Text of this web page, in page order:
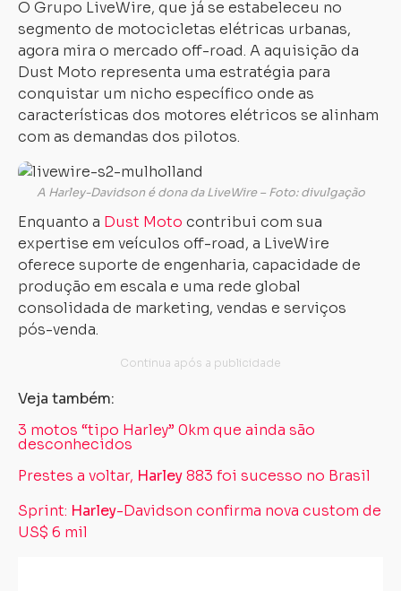
O Grupo LiveWire, que já se estabeleceu no
segmento de motocicletas elétricas urbanas,
agora mira o mercado off-road. A aquisição da
Dust Moto representa uma estratégia para
conquistar um nicho específico onde as
características dos motores elétricos se alinham
com as demandas dos pilotos.
A Harley-Davidson é dona da LiveWire – Foto: divulgação
Enquanto a Dust Moto contribui com sua
expertise em veículos off-road, a LiveWire
oferece suporte de engenharia, capacidade de
produção em escala e uma rede global
consolidada de marketing, vendas e serviços
pós-venda.
Veja também:
3 motos “tipo Harley” 0km que ainda são
desconhecidos
Prestes a voltar, Harley883 foi sucesso no Brasil
Sprint: Harley-Davidson confirma nova custom de
US$ 6 mil